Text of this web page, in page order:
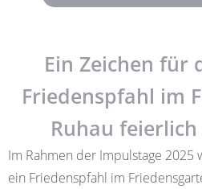
Ein Zeichen für
Friedenspfahl im
Ruhau
Im Rahmen der Impulstage 2025
ein Friedenspfahl im